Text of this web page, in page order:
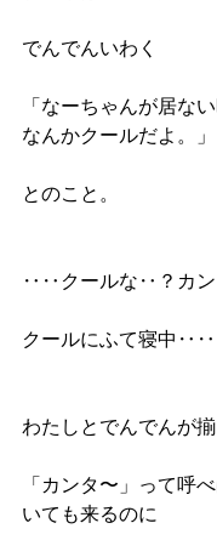
でんでんいわく
「なーちゃんが居な
なんかクールだよ。」
とのこと。
‥‥クールな‥？カン
クールにふて寝中‥‥
わたしとでんでんが
「カンタ〜」って呼
いても来るのに